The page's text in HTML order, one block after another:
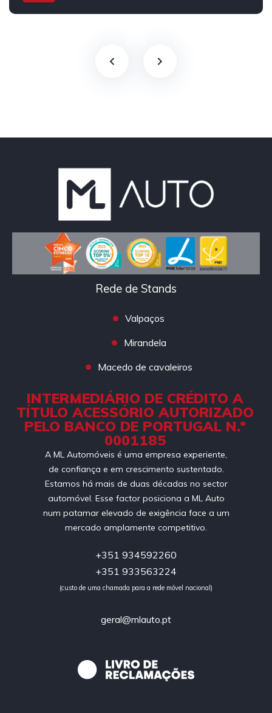
Rede de Stands
Valpaços
Mirandela
Macedo de cavaleiros
INTERMEDIÁRIO DE CRÉDITO A
TÍTULO ACESSÓRIO AUTORIZADO
PELO BANCO DE PORTUGAL N.º
0001185
A ML Automóveis é uma empresa experiente,
de confiança e em crescimento sustentado.
Estamos há mais de duas décadas no sector
automóvel. Esse factor posiciona a ML Auto
num patamar elevado de exigência face a um
mercado amplamente competitivo.
+351 934592260
+351 933563224
(custo de uma chamada para a rede móvel nacional)
geral@mlauto.pt